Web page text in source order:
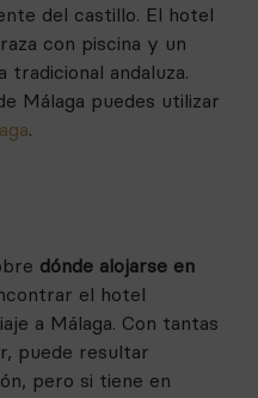
del castillo. El hotel
con piscina y un
andaluza.
Málaga puedes utilizar
.
dónde alojarse en
el hotel
a Málaga. Con tantas
puede resultar
pero si tiene en